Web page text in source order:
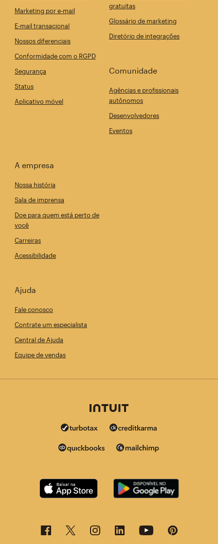
Marketing por e-mail
E-mail transacional
Nossos diferenciais
Conformidade com o RGPD
Segurança
Status
Aplicativo móvel
gratuitas
Glossário de marketing
Diretório de integrações
Comunidade
Agências e profissionais
autônomos
Desenvolvedores
Eventos
A empresa
Nossa história
Sala de imprensa
Doe para quem está perto de
você
Carreiras
Acessibilidade
Ajuda
Fale conosco
Contrate um especialista
Central de Ajuda
Equipe de vendas